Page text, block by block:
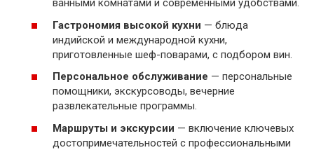
ванными комнатами и современными удобствами.
Гастрономия высокой кухни — блюда
индийской и международной кухни,
приготовленные шеф-поварами, с подбором вин.
Персональное обслуживание — персональные
помощники, экскурсоводы, вечерние
развлекательные программы.
Маршруты и экскурсии — включение ключевых
достопримечательностей с профессиональными